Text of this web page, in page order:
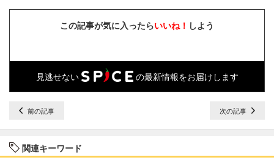
この記事が気に入ったらいいね！ しよう
見逃せない の最新情報をお届けします
前の記事 次の記事
関連キーワード